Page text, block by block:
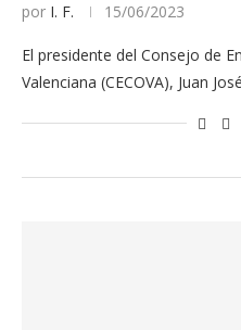
por I. F. 15/06/2023
El presidente del Consejo de
Valenciana (CECOVA), Juan